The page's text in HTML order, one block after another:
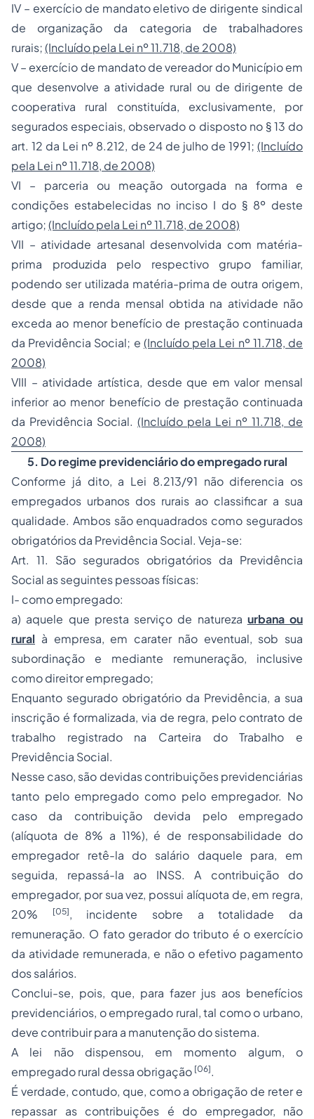
IV – exercício de mandato eletivo de dirigente sindical
de organização da categoria de trabalhadores
rurais;(Incluído pela Lei nº 11.718, de 2008)
V – exercício de mandato de vereador do Município em
que desenvolve a atividade rural ou de dirigente de
cooperativa rural constituída, exclusivamente, por
segurados especiais, observado o disposto no § 13 do
art. 12 da Lei nº 8.212, de 24 de julho de 1991; (Incluído
pela Lei nº 11.718, de 2008)
VI – parceria ou meação outorgada na forma e
condições estabelecidas no inciso I do § 8º deste
artigo;(Incluído pela Lei nº 11.718, de 2008)
VII – atividade artesanal desenvolvida com matéria-
prima produzida pelo respectivo grupo familiar,
podendo ser utilizada matéria-prima de outra origem,
desde que a renda mensal obtida na atividade não
exceda ao menor benefício de prestação continuada
da Previdência Social; e (Incluído pela Lei nº 11.718, de
2008)
VIII – atividade artística, desde que em valor mensal
inferior ao menor benefício de prestação continuada
da Previdência Social. (Incluído pela Lei nº 11.718, de
2008)
5. Do regime previdenciário do empregado rural
Conforme já dito, a Lei 8.213/91 não diferencia os
empregados urbanos dos rurais ao classificar a sua
qualidade. Ambos são enquadrados como segurados
obrigatórios da Previdência Social. Veja-se:
Art. 11. São segurados obrigatórios da Previdência
Social as seguintes pessoas físicas:
I- como empregado:
a) aquele que presta serviço de natureza urbana ou
rural à empresa, em carater não eventual, sob sua
subordinação e mediante remuneração, inclusive
como direitor empregado;
Enquanto segurado obrigatório da Previdência, a sua
inscrição é formalizada, via de regra, pelo contrato de
trabalho registrado na Carteira do Trabalho e
Previdência Social.
Nesse caso, são devidas contribuições previdenciárias
tanto pelo empregado como pelo empregador. No
caso da contribuição devida pelo empregado
(alíquota de 8% a 11%), é de responsabilidade do
empregador retê-la do salário daquele para, em
seguida, repassá-la ao INSS. A contribuição do
empregador, por sua vez, possui alíquota de, em regra,
20%
[05], incidente sobre a totalidade da
remuneração. O fato gerador do tributo é o exercício
da atividade remunerada, e não o efetivo pagamento
dos salários.
Conclui-se, pois, que, para fazer jus aos benefícios
previdenciários, o empregado rural, tal como o urbano,
deve contribuir para a manutenção do sistema.
A lei não dispensou, em momento algum, o
empregado rural dessa obrigação [06].
É verdade, contudo, que, como a obrigação de reter e
repassar as contribuições é do empregador, não